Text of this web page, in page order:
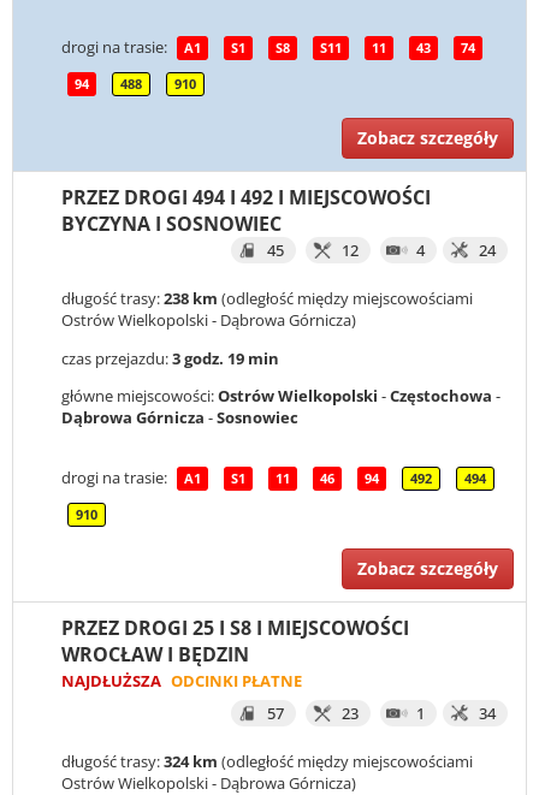
drogi na trasie: A1 S1 S8 S11 11 43 74
94 488 910
Zobacz szczegóły
PRZEZ DROGI 494 I 492 I MIEJSCOWOŚCI
BYCZYNA I SOSNOWIEC
45 12 4 24
długość trasy:238 km (odległość między miejscowościami
Ostrów Wielkopolski - Dąbrowa Górnicza)
czas przejazdu:3 godz. 19 min
główne miejscowości:Ostrów Wielkopolski -Częstochowa -
Dąbrowa Górnicza -Sosnowiec
drogi na trasie: A1 S1 11 46 94 492 494
910
Zobacz szczegóły
PRZEZ DROGI 25 I S8 I MIEJSCOWOŚCI
WROCŁAW I BĘDZIN
NAJDŁUŻSZA ODCINKI PŁATNE
57
23 1 34
długość trasy:324 km (odległość między miejscowościami
Ostrów Wielkopolski - Dąbrowa Górnicza)